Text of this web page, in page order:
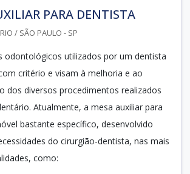
PARA DENTISTA
/ SÃO PAULO - SP
odontológicos utilizados por um dentista
critério e visam à melhoria e ao
dos diversos procedimentos realizados
Atualmente, a mesa auxiliar para
bastante específico, desenvolvido
do cirurgião-dentista, nas mais
como: